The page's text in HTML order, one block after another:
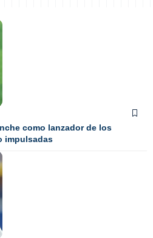
como lanzador de los
impulsadas